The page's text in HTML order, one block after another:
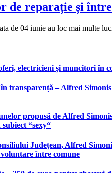
reparație și
de 04 iunie au loc mai multe
electricieni și muncitori în
transparență – Alfred
propusă de Alfred
“sexy“
Județean, Alfred
între comune